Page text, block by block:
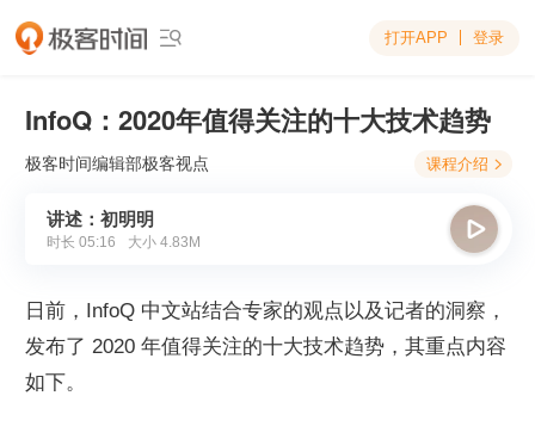
 打开APP 登录
InfoQ：2020年值得关注的十大技术趋势
极客时间编辑部极客视点 课程介绍 
讲述：初明明
时长 05:16 大小 4.83M

日前，InfoQ 中文站结合专家的观点以及记者的洞察，
发布了 2020 年值得关注的十大技术趋势，其重点内容
如下。